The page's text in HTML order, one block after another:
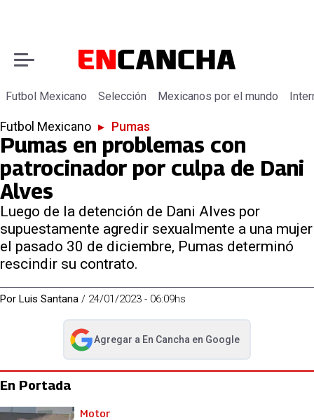
Futbol Mexicano Selección Mexicanos por el mundo
Futbol Mexicano ▸ Pumas
Pumas en problemas con
patrocinador por culpa de Dani
Alves
Luego de la detención de Dani Alves por
supuestamente agredir sexualmente a una mujer
el pasado 30 de diciembre, Pumas determinó
rescindir su contrato.
Por Luis Santana / 24/01/2023 - 06:09hs
Agregar a En Cancha en Google
abre en nueva pestaña
En Portada
Motor